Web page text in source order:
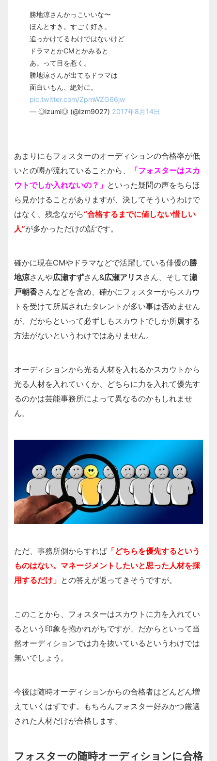
勝地涼さんかっこいいな〜
ほんとすき。すごく好き。
追っかけてるわけではないけど
ドラマとかCMとかみると
あ。って目を惹く。
勝地涼さんが出てるドラマは
面白いもん、絶対に。
pic.twitter.com/ZpmWZG66jw
— ◎izumi◎ (@Izm9027) 2017年8月14日
あまりにもフォスターのオーディションの合格率が低
いとの噂が流れていることから、
「フォスターはスカ
ウトでしか入れないの？」 といった疑問の声をちらほ
ら見かけることがありますが、決してそういうわけで
はなく、残念ながら“合格するまでに値しない惜しい
人”が多かっただけの話です。
確かに現在CMやドラマなどで活躍している俳優の勝
地涼さんや広瀬すずさん&広瀬アリスさん、そして瀬
戸朝香さんなどを含め、確かにフォスターからスカウ
トを受けて所属されたタレントが多い事は否めません
が、だからといって必ずしもスカウトでしか所属する
方法がないというわけではありません。
オーディションから光る人材を入れるかスカウトから
光る人材を入れていくか、どちらに力を入れて優先す
るのかは芸能事務所によって異なるのかもしれませ
ん。
ただ、事務所側からすれば 「どちらを優先するという
ものはない。マネージメントしたいと思った人材を採
用するだけ」 との答えが返ってきそうですが。
このことから、フォスターはスカウトに力を入れてい
るという印象を抱かれがちですが、だからといって当
然オーディションでは力を抜いているというわけでは
無いでしょう。
今後は随時オーディションからの合格者はどんどん増
えていくはずです。もちろんフォスター好みかつ厳選
された人材だけが合格します。
フォスターの随時オーディションに合格